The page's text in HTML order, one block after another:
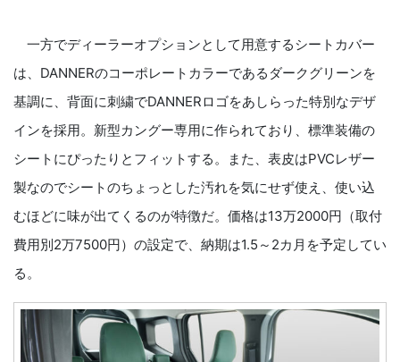
一方でディーラーオプションとして用意するシートカバー
は、DANNERのコーポレートカラーであるダークグリーンを
基調に、背面に刺繍でDANNERロゴをあしらった特別なデザ
インを採用。新型カングー専用に作られており、標準装備の
シートにぴったりとフィットする。また、表皮はPVCレザー
製なのでシートのちょっとした汚れを気にせず使え、使い込
むほどに味が出てくるのが特徴だ。価格は13万2000円（取付
費用別2万7500円）の設定で、納期は1.5～2カ月を予定してい
る。